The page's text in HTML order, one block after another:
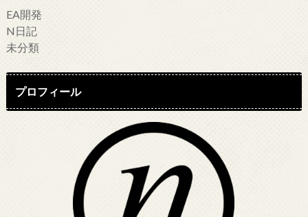
EA開発
N日記
未分類
プロフィール